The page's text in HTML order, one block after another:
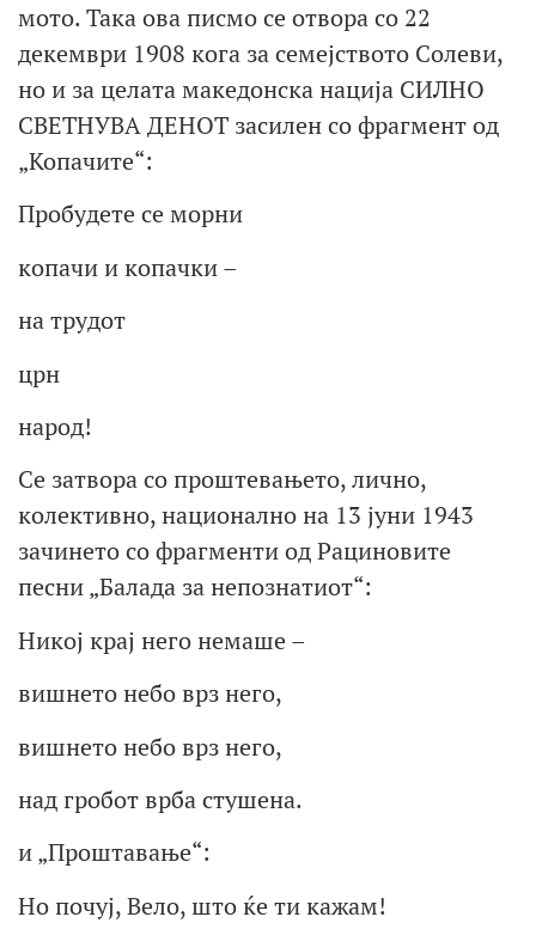
мото. Така ова писмо се отвора со 22
декември 1908 кога за семејството Солеви,
но и за целата македонска нација СИЛНО
СВЕТНУВА ДЕНОТ засилен со фрагмент од
„Копачите“:
Пробудете се морни
копачи и копачки –
на трудот
црн
народ!
Се затвора со проштевањето, лично,
колективно, национално на 13 јуни 1943
зачинето со фрагменти од Рациновите
песни „Балада за непознатиот“:
Никој крај него немаше –
вишнето небо врз него,
вишнето небо врз него,
над гробот врба стушена.
и „Проштавање“:
Но почуј, Вело, што ќе ти кажам!